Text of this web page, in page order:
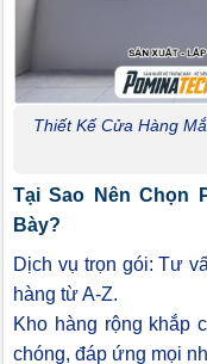
Thiết Kế Cửa Hàng
Tại Sao Nên Chọn
Bày?
Dịch vụ trọn gói: Tư
hàng từ A-Z.
Kho hàng rộng khắp
chóng, đáp ứng mọi